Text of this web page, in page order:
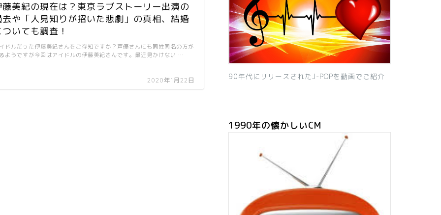
藤美紀の現在は？東京ラブストーリー出演の
去や「人見知りが招いた悲劇」の真相、結婚
いても調査！
2020年1月22日
ドルだった伊藤美紀さんをご存知ですか？声優さんにも同姓同名の方が
ようですが今回はアイドルの伊藤美紀さんです。最近見かけない …
90年代にリリースされたJ-POPを動画でご紹介
1990年の懐かしいCM